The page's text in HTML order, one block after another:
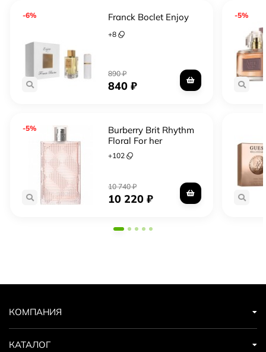
-6% Franck Boclet Enjoy
+8
890₽
840₽
-5%
Burberry Brit Rhythm
Floral For her
+102
10 740₽
10 220₽
-5%
КОМПАНИЯ
КАТАЛОГ